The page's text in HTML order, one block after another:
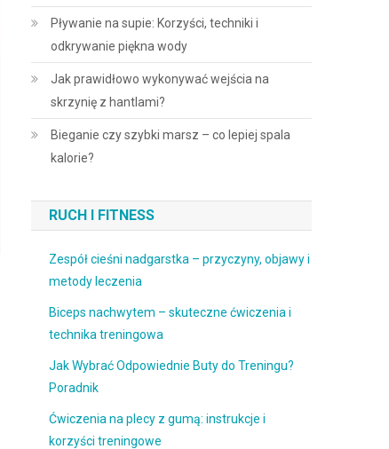
Pływanie na supie: Korzyści, techniki i
odkrywanie piękna wody
Jak prawidłowo wykonywać wejścia na
skrzynię z hantlami?
Bieganie czy szybki marsz – co lepiej spala
kalorie?
RUCH I FITNESS
Zespół cieśni nadgarstka – przyczyny, objawy i
metody leczenia
Biceps nachwytem – skuteczne ćwiczenia i
technika treningowa
Jak Wybrać Odpowiednie Buty do Treningu?
Poradnik
Ćwiczenia na plecy z gumą: instrukcje i
korzyści treningowe